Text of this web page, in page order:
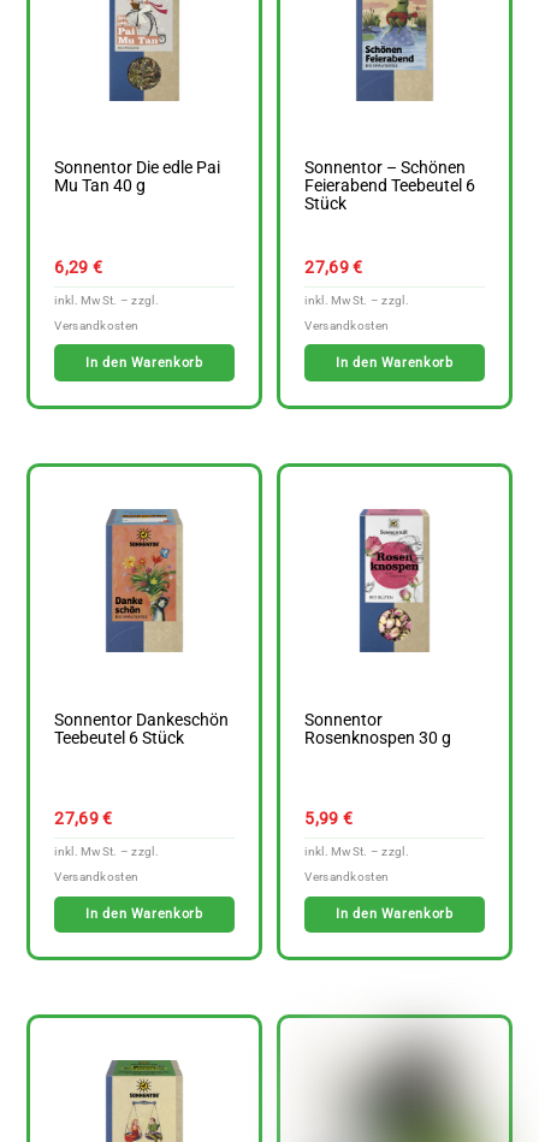
Sonnentor Die edle Pai
Mu Tan 40 g
6,29 €
In den Warenkorb
Sonnentor – Schönen
Feierabend Teebeutel 6
Stück
27,69€
In den Warenkorb
Sonnentor Dankeschön
Teebeutel 6 Stück
27,69€
In den Warenkorb
Sonnentor
Rosenknospen 30 g
5,99 €
In den Warenkorb